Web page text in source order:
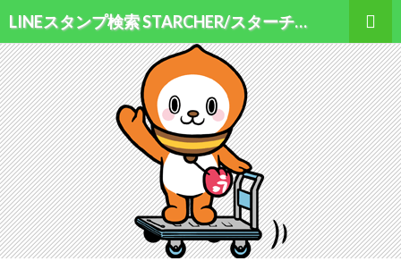
LINEスタンプ検索 STARCHER/スターチャー